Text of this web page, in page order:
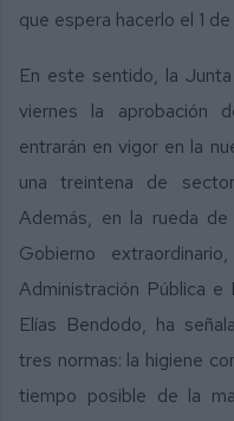
que espera hacerlo el 1 de
En este sentido, la
viernes la aprobación
entrarán en vigor en la
una treintena de
Además, en la rueda
Gobierno
Administración Pública
Elías Bendodo, ha
tres normas: la higiene
tiempo posible de la